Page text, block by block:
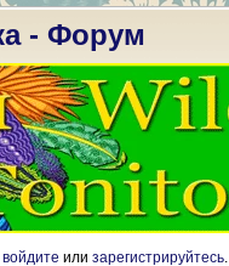
- Форум
войдите или зарегистрируйтесь